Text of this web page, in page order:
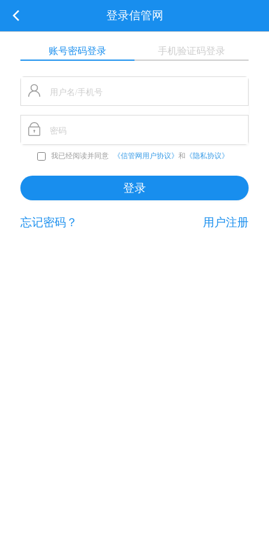
登录信管网
账号密码登录 手机验证码登录
我已经阅读并同意 《信管网用户协议》 和 《隐私协议》
忘记密码？ 用户注册